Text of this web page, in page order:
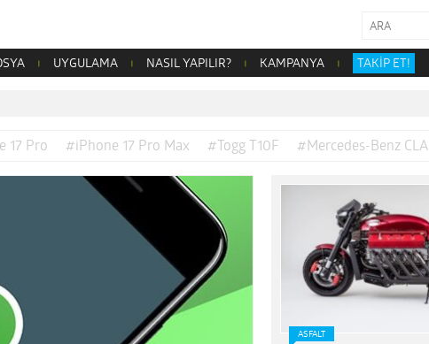
UYGULAMA NASIL YAPILIR? KAMPANYA TAKİP ET!
17 Pro #iPhone 17 Pro Max #Togg T10F #Mercedes-Benz CLA
ASFALT